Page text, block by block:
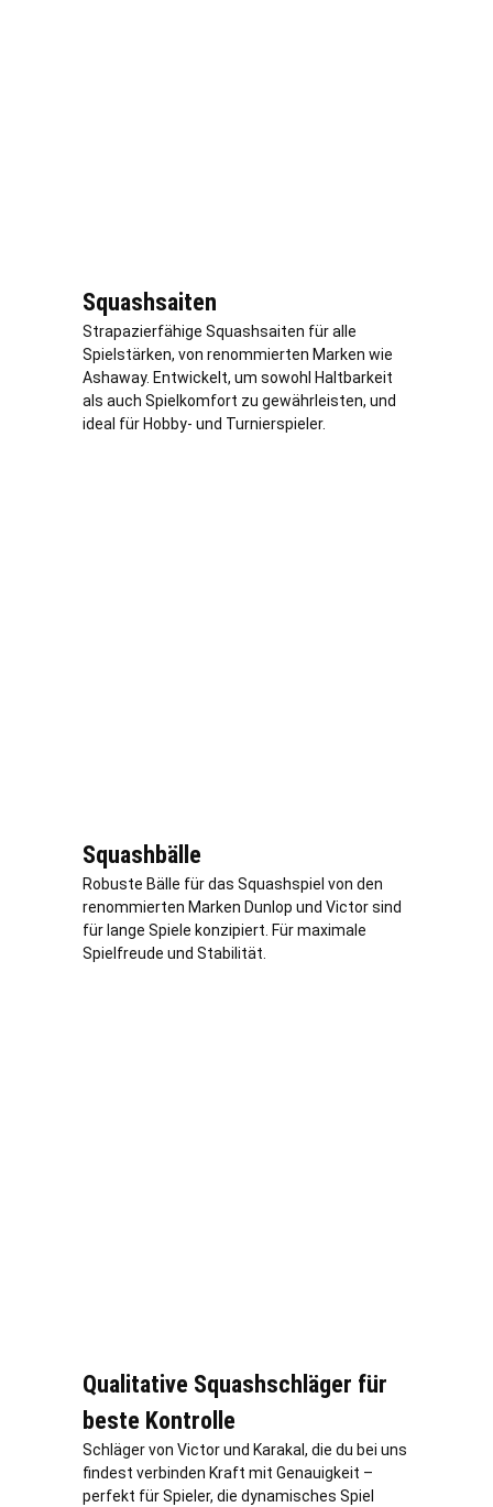
Squashsaiten
Strapazierfähige Squashsaiten für alle
Spielstärken, von renommierten Marken wie
Ashaway. Entwickelt, um sowohl Haltbarkeit
als auch Spielkomfort zu gewährleisten, und
ideal für Hobby- und Turnierspieler.
Squashbälle
Robuste Bälle für das Squashspiel von den
renommierten Marken Dunlop und Victor sind
für lange Spiele konzipiert. Für maximale
Spielfreude und Stabilität.
Qualitative Squashschläger für
beste Kontrolle
Schläger von Victor und Karakal, die du bei uns
findest verbinden Kraft mit Genauigkeit –
perfekt für Spieler, die dynamisches Spiel